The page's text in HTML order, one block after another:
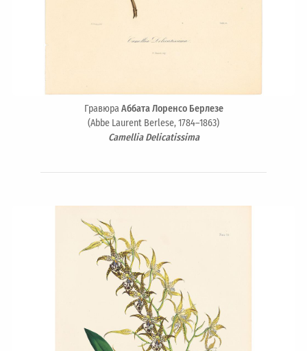
ГравюраАббата Лоренсо Берлезе
(Abbe Laurent Berlese, 1784–1863)
Camellia Delicatissima